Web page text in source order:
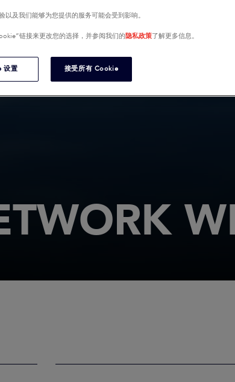
及我们能够为您提供的服务可能会受到影响。
链接来更改您的选择，并参阅我们的隐私政策了解更多信息。
设置 接受所有 Cookie